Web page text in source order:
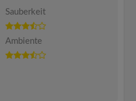
Sauberkeit
Ambiente